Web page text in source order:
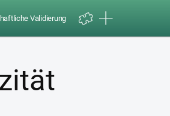
Validierung